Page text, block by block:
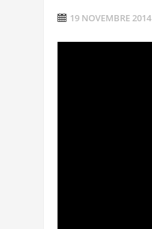
19 NOVEMBRE 2014